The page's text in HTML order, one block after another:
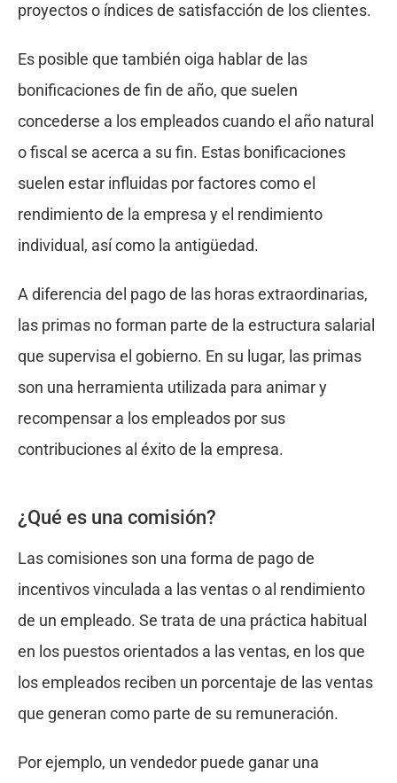
proyectos o índices de satisfacción de los clientes.
Es posible que también oiga hablar de las
bonificaciones de fin de año, que suelen
concederse a los empleados cuando el año natural
o fiscal se acerca a su fin. Estas bonificaciones
suelen estar influidas por factores como el
rendimiento de la empresa y el rendimiento
individual, así como la antigüedad.
A diferencia del pago de las horas extraordinarias,
las primas no forman parte de la estructura salarial
que supervisa el gobierno. En su lugar, las primas
son una herramienta utilizada para animar y
recompensar a los empleados por sus
contribuciones al éxito de la empresa.
¿Qué es una comisión?
Las comisiones son una forma de pago de
incentivos vinculada a las ventas o al rendimiento
de un empleado. Se trata de una práctica habitual
en los puestos orientados a las ventas, en los que
los empleados reciben un porcentaje de las ventas
que generan como parte de su remuneración.
Por ejemplo, un vendedor puede ganar una